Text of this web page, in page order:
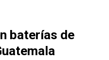
baterías de